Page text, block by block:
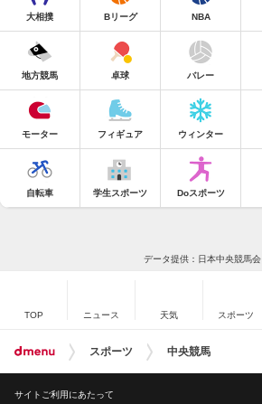
大相撲 Bリーグ NBA
地方競馬 卓球 バレー
モーター フィギュア ウィンター
自転車 学生スポーツ Doスポーツ
データ提供：日本中央競馬会
TOP ニュース 天気 スポーツ
スポーツ 中央競馬
サイトご利用にあたって